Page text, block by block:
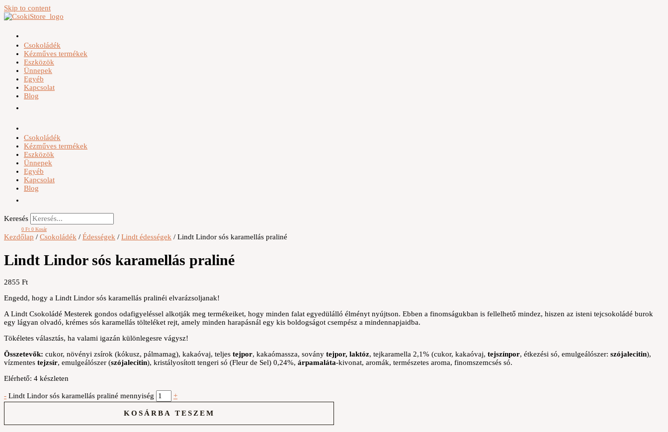
Skip to content
Csokoládék
Kézműves termékek
Eszközök
Ünnepek
Egyéb
Kapcsolat
Blog
Csokoládék
Kézműves termékek
Eszközök
Ünnepek
Egyéb
Kapcsolat
Blog
Keresés
0 Ft 0 Kosár
Kezdőlap / Csokoládék / Édességek / Lindt édességek / Lindt Lindor sós karamellás praliné
Lindt Lindor sós karamellás praliné
2855 Ft
Engedd, hogy a Lindt Lindor sós karamellás pralinéi elvarázsoljanak!
A Lindt Csokoládé Mesterek gondos odafigyeléssel alkotják meg termékeiket, hogy minden falat egyedülálló élményt nyújtson. Ebben a finomságukban is fellelhető mindez, hiszen az isteni tejcsokoládé burok
egy lágyan olvadó, krémes sós karamellás tölteléket rejt, amely minden harapásnál egy kis boldogságot csempész a mindennapjaidba.
Tökéletes választás, ha valami igazán különlegesre vágysz!
Összetevők: cukor, növényi zsírok (kókusz, pálmamag), kakaóvaj, teljes tejpor, kakaómassza, sovány tejpor, laktóz, tejkaramella 2,1% (cukor, kakaóvaj, tejszínpor, étkezési só, emulgeálószer: szójalecitin),
vízmentes tejzsír, emulgeálószer (szójalecitin), kristályosított tengeri só (Fleur de Sel) 0,24%, árpamaláta-kivonat, aromák, természetes aroma, finomszemcsés só.
Elérhető: 4 készleten
- Lindt Lindor sós karamellás praliné mennyiség +
KOSÁRBA TESZEM